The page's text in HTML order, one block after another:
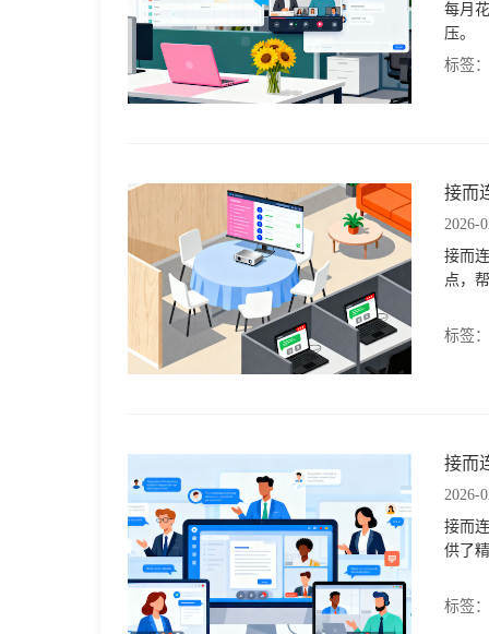
每月
压。
标签：
接而
2026-
接而
点，
标签：
接而
2026-
接而
供了
标签：